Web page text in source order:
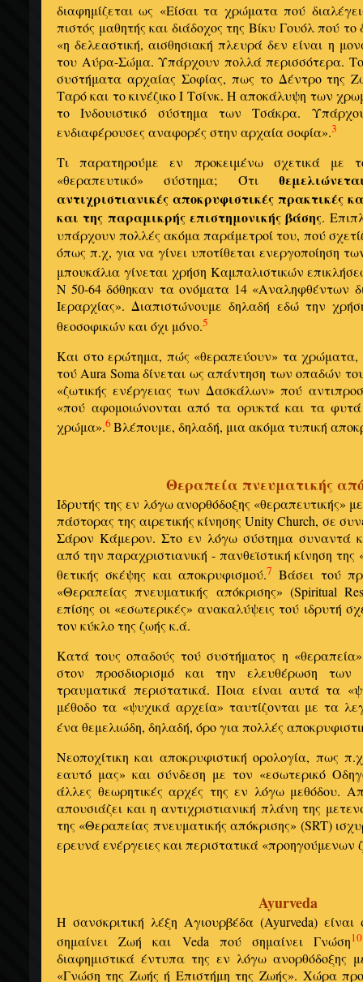
διαφημίζεται ως «Είσαι τα χρώματα πού
πιστός μαθητής και διάδοχος της Βίκυ Γουόλ πού
«η δελεαστική, αισθησιακή πλευρά δεν είναι η
του Αύρα-Σώμα. Υπάρχουν πολλά περισσότερα.
συστήματα αρχαίας Σοφίας, πως το Δέντρο της
Ταρό και το κινέζικο Ι Τσίνκ. Η αποκάλυψη των
το Ινδουιστικό σύστημα των Τσάκρα.
ενδιαφέρουσες αναφορές στην αρχαία σοφία».3
Τι παρατηρούμε εν προκειμένω σχετικά με
«θεραπευτικό» σύστημα; Ότι
αντιχριστιανικές αποκρυφιστικές πρακτικές
και της παραμικρής επιστημονικής βάσης.
υπάρχουν πολλές ακόμα παράμετροί του, πού
όπως π.χ, για να γίνει υποτίθεται ενεργοποίηση
μπουκάλια γίνεται χρήση Καμπαλιστικών
Ν 50-64 δόθηκαν τα ονόματα 14 «Αναληφθέντων
Ιεραρχίας». Διαπιστώνουμε δηλαδή εδώ την
θεοσοφικών και όχι μόνο.5
Και στο ερώτημα, πώς «θεραπεύουν» τα χρώματα,
τού Aura Soma δίνεται ως απάντηση των οπαδών
«ζωτικής ενέργειας των Δασκάλων» πού
«πού αφομοιώνονται από τα ορυκτά και τα
χρώμα».6Βλέπουμε, δηλαδή, μια ακόμα τυπική
Θεραπεία πνευματικής
Ιδρυτής της εν λόγω ανορθόδοξης «θεραπευτικής»
πάστορας της αιρετικής κίνησης Unity Church, σε
Σάρον Κάμερον. Στο εν λόγω σύστημα συναντά
από την παραχριστιανική - πανθεϊστική κίνηση της
θετικής σκέψης και αποκρυφισμού.7 Βάσει τού
«Θεραπείας πνευματικής απόκρισης» (Spiritual
επίσης οι «εσωτερικές» ανακαλύψεις τού ιδρυτή
τον κύκλο της ζωής κ.ά.
Κατά τους οπαδούς τού συστήματος η «θεραπεία»
στον προσδιορισμό και την ελευθέρωση
τραυματικά περιστατικά. Ποια είναι αυτά τα
μέθοδο τα «ψυχικά αρχεία» ταυτίζονται με τα
ένα θεμελιώδη, δηλαδή, όρο για πολλές
Νεοποχίτικη και αποκρυφιστική ορολογία, πως
εαυτό μας» και σύνδεση με τον «εσωτερικό
άλλες θεωρητικές αρχές της εν λόγω μεθόδου.
απουσιάζει και η αντιχριστιανική πλάνη της
της «Θεραπείας πνευματικής απόκρισης» (SRT)
ερευνά ενέργειες και περιστατικά
Ayurveda
Η σανσκριτική λέξη Αγιουρβέδα (Ayurveda)
σημαίνει Ζωή και Veda πού σημαίνει Γνώση10
διαφημιστικά έντυπα της εν λόγω ανορθόδοξης
«Γνώση της Ζωής ή Επιστήμη της Ζωής». Χώρα